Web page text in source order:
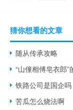
猜你想看的文章
随从传承攻略
“山僮相傅皂衣郎”
铁路公司是国企吗
苦瓜怎么烧法啊